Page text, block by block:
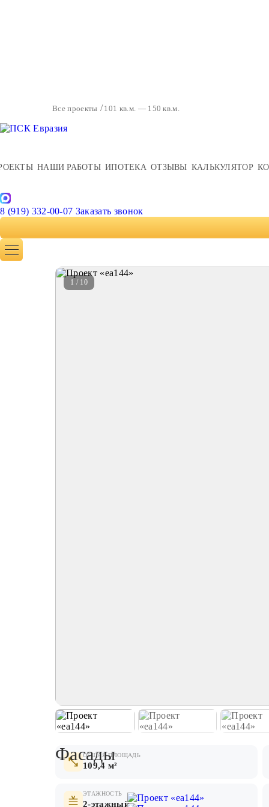
Все проекты 101 кв.м. — 150 кв.м.
НАШИ РАБОТЫ ИПОТЕКА ОТЗЫВЫ КАЛЬКУЛЯТОР
8 (919) 332-00-07 Заказать звонок
1 / 10
ОБЩАЯ ПЛОЩАДЬ
109,4 м²
ЭТАЖНОСТЬ
2-этажный
Фасады